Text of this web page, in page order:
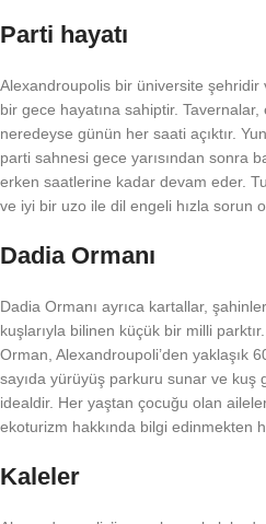
Parti hayatı
Alexandroupolis bir üniversite şehridir
bir gece hayatına sahiptir.
neredeyse günün her saati açıktır.
parti sahnesi gece yarısından sonra
erken saatlerine kadar devam eder.
ve iyi bir uzo ile dil engeli hızla sorun
Dadia Ormanı
Dadia Ormanı ayrıca kartallar,
kuşlarıyla bilinen küçük bir milli
Orman, Alexandroupoli’den yaklaşık
sayıda yürüyüş parkuru sunar ve kuş
idealdir. Her yaştan çocuğu olan
ekoturizm hakkında bilgi edinmekten
Kaleler